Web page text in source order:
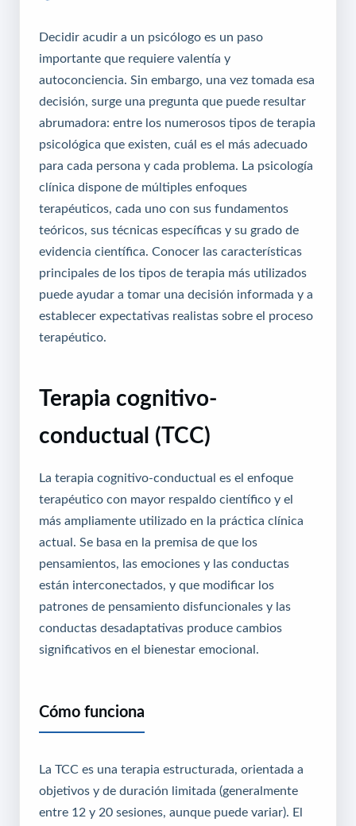
Decidir acudir a un psicólogo es un paso
importante que requiere valentía y
autoconciencia. Sin embargo, una vez tomada esa
decisión, surge una pregunta que puede resultar
abrumadora: entre los numerosos tipos de terapia
psicológica que existen, cuál es el más adecuado
para cada persona y cada problema. La psicología
clínica dispone de múltiples enfoques
terapéuticos, cada uno con sus fundamentos
teóricos, sus técnicas específicas y su grado de
evidencia científica. Conocer las características
principales de los tipos de terapia más utilizados
puede ayudar a tomar una decisión informada y a
establecer expectativas realistas sobre el proceso
terapéutico.
Terapia cognitivo-
conductual (TCC)
La terapia cognitivo-conductual es el enfoque
terapéutico con mayor respaldo científico y el
más ampliamente utilizado en la práctica clínica
actual. Se basa en la premisa de que los
pensamientos, las emociones y las conductas
están interconectados, y que modificar los
patrones de pensamiento disfuncionales y las
conductas desadaptativas produce cambios
significativos en el bienestar emocional.
Cómo funciona
La TCC es una terapia estructurada, orientada a
objetivos y de duración limitada (generalmente
entre 12 y 20 sesiones, aunque puede variar). El